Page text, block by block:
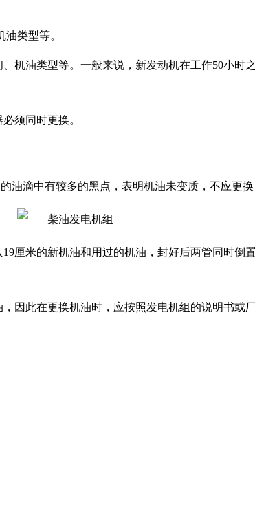
类型等。
机油类型等。一般来说，新发动机在工作50小时
须同时更换。
油滴中有较多的黑点，表明机油未变质，不应更
19厘米的新机油和用过的机油，封好后两管同时倒
因此在更换机油时，应按照发电机组的说明书或